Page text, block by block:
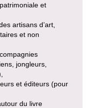
et
artisans d’art,
et non
jongleurs,
et éditeurs (pour
du livre